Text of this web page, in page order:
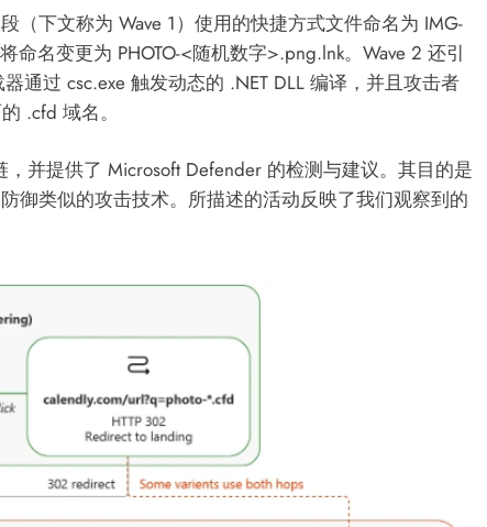
（下文称为 Wave 1）使用的快捷方式文件命名为 IMG-
名变更为 PHOTO-<随机数字>.png.lnk。Wave 2 还引
通过 csc.exe 触发动态的 .NET DLL 编译，并且攻击者
.cfd 域名。
并提供了 Microsoft Defender 的检测与建议。其目的是
御类似的攻击技术。所描述的活动反映了我们观察到的